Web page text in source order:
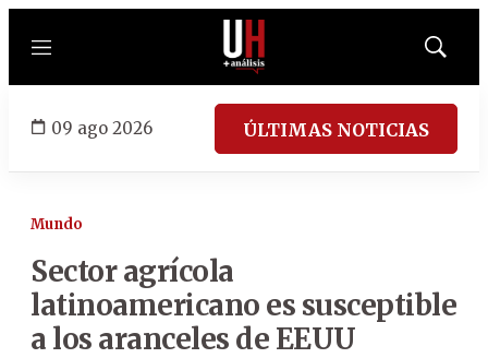
Menú
Mostrar
09 ago 2026 ÚLTIMAS NOTICIAS
Mundo
Sector agrícola
latinoamericano es susceptible
a los aranceles de EEUU